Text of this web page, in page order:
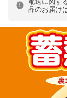
品のお届け